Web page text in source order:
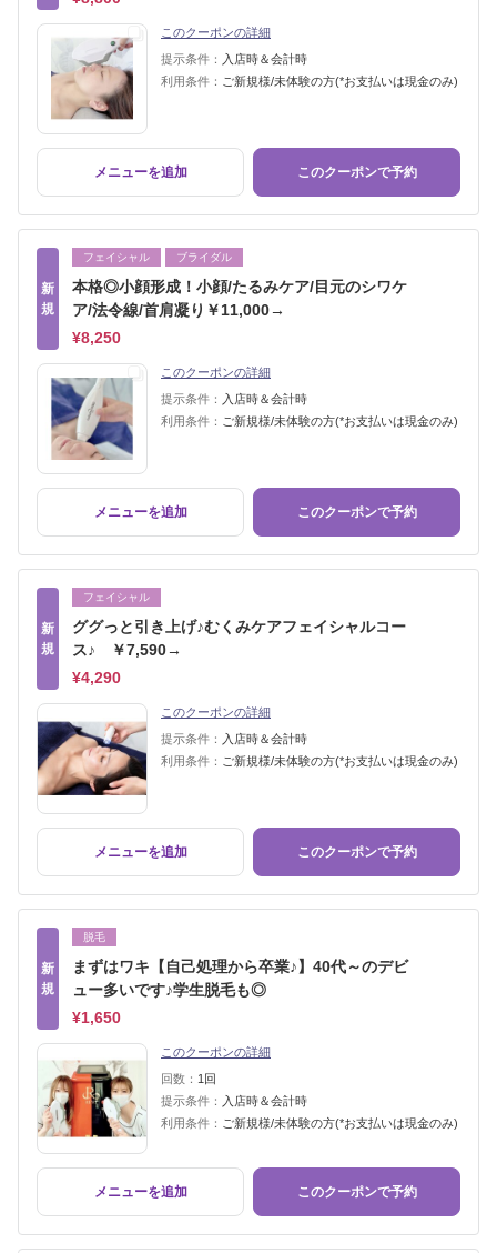
このクーポンの詳細
提示条件：
入店時＆会計時
利用条件： ご新規様/未体験の方(*お支払いは現金のみ)
メニューを追加 このクーポンで予約
新
規
フェイシャル ブライダル
本格◎小顔形成！小顔/たるみケア/目元のシワケ
ア/法令線/首肩凝り￥11,000→
¥8,250
このクーポンの詳細
提示条件：
入店時＆会計時
利用条件： ご新規様/未体験の方(*お支払いは現金のみ)
メニューを追加 このクーポンで予約
新
規
フェイシャル
ググっと引き上げ♪むくみケアフェイシャルコー
ス♪ ￥7,590→
¥4,290
このクーポンの詳細
提示条件：
入店時＆会計時
利用条件： ご新規様/未体験の方(*お支払いは現金のみ)
メニューを追加 このクーポンで予約
新
規
脱毛
まずはワキ【自己処理から卒業♪】40代～のデビ
ュー多いです♪学生脱毛も◎
¥1,650
このクーポンの詳細
回数： 1回
提示条件：
入店時＆会計時
利用条件： ご新規様/未体験の方(*お支払いは現金のみ)
メニューを追加 このクーポンで予約